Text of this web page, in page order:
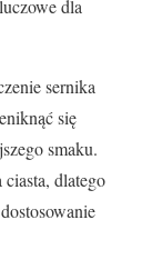
dla
sernika
się
smaku.
dlatego